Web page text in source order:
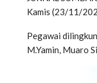
Kamis (23/11/
Pegawai
M.Yamin, Muaro